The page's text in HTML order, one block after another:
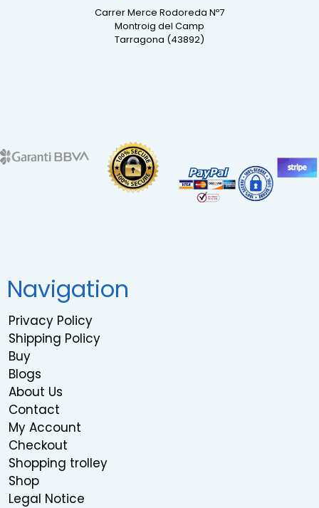
Carrer Merce Rodoreda Nº7
Montroig del Camp
Tarragona (43892)
Navigation
Privacy Policy
Shipping Policy
Buy
Blogs
About Us
Contact
My Account
Checkout
Shopping trolley
Shop
Legal Notice